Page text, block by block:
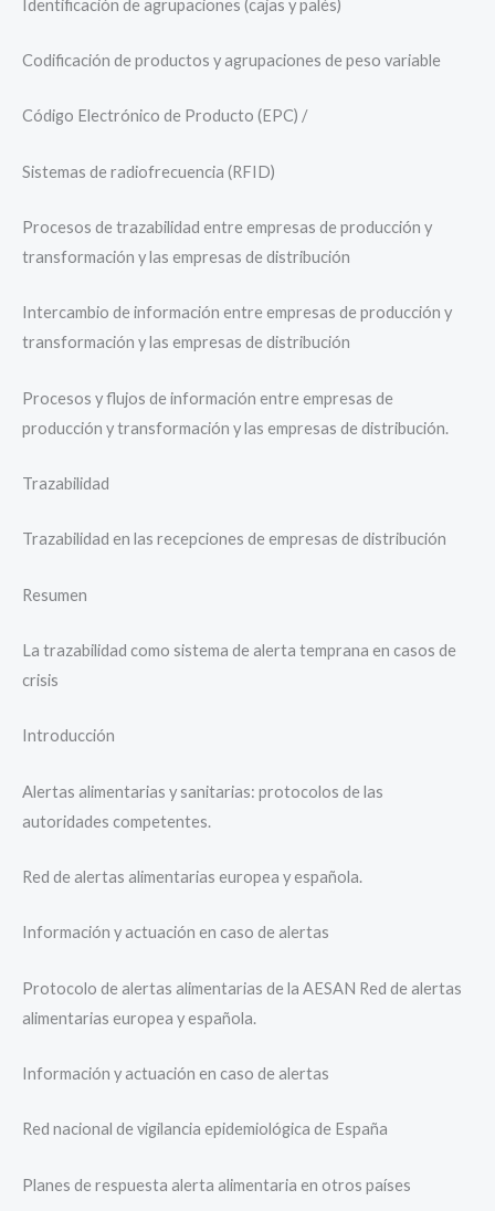
Identificación de agrupaciones (cajas y palés)
Codificación de productos y agrupaciones de peso variable
Código Electrónico de Producto (EPC) /
Sistemas de radiofrecuencia (RFID)
Procesos de trazabilidad entre empresas de producción y
transformación y las empresas de distribución
Intercambio de información entre empresas de producción y
transformación y las empresas de distribución
Procesos y flujos de información entre empresas de
producción y transformación y las empresas de distribución.
Trazabilidad
Trazabilidad en las recepciones de empresas de distribución
Resumen
La trazabilidad como sistema de alerta temprana en casos de
crisis
Introducción
Alertas alimentarias y sanitarias: protocolos de las
autoridades competentes.
Red de alertas alimentarias europea y española.
Información y actuación en caso de alertas
Protocolo de alertas alimentarias de la AESAN Red de alertas
alimentarias europea y española.
Información y actuación en caso de alertas
Red nacional de vigilancia epidemiológica de España
Planes de respuesta alerta alimentaria en otros países